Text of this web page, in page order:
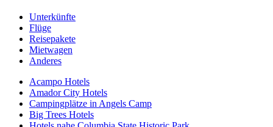
Unterkünfte
Flüge
Reisepakete
Mietwagen
Anderes
Acampo Hotels
Amador City Hotels
Campingplätze in Angels Camp
Big Trees Hotels